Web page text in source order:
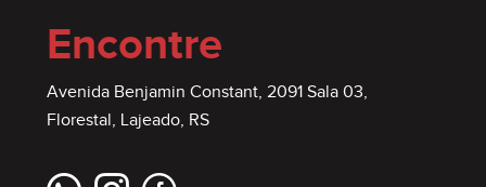
Encontre
Avenida Benjamin Constant, 2091 Sala 03,
Florestal, Lajeado, RS